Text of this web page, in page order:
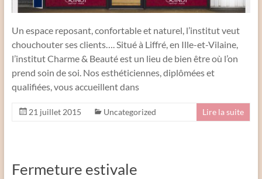
Un espace reposant, confortable et naturel, l’institut veut
chouchouter ses clients…. Situé à Liffré, en Ille-et-Vilaine,
l’institut Charme & Beauté est un lieu de bien être où l’on
prend soin de soi. Nos esthéticiennes, diplômées et
qualifiées, vous accueillent dans
21 juillet 2015 Uncategorized Lire la suite
Fermeture estivale